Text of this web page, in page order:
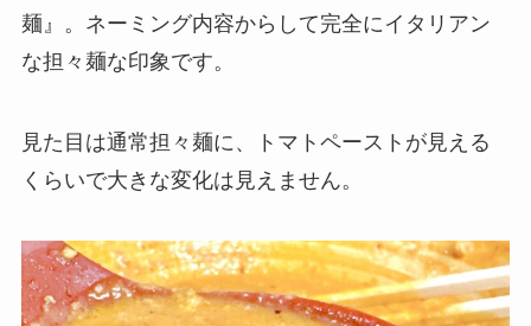
麺』。ネーミング内容からして完全にイタリアン
な担々麺な印象です。
見た目は通常担々麺に、トマトペーストが見える
くらいで大きな変化は見えません。